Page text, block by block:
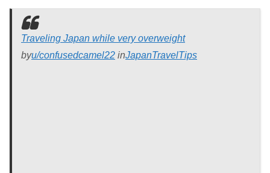
Traveling Japan while very overweight
byu/confusedcamel22 inJapanTravelTips